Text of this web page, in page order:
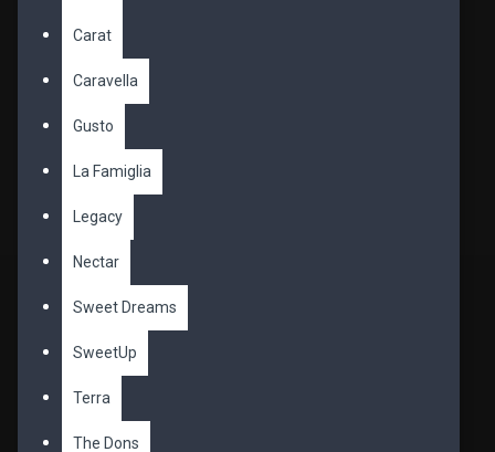
Carat
Caravella
Gusto
La Famiglia
Legacy
Nectar
Sweet Dreams
SweetUp
Terra
The Dons